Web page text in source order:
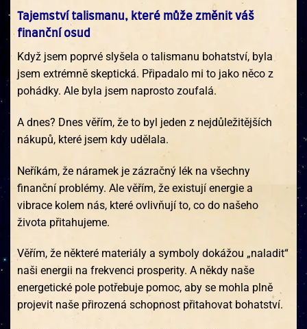
Tajemství talismanu, které může změnit váš
finanční osud
Když jsem poprvé slyšela o talismanu bohatství, byla
jsem extrémně skeptická. Připadalo mi to jako něco z
pohádky. Ale byla jsem naprosto zoufalá.
A dnes? Dnes věřím, že to byl jeden z nejdůležitějších
nákupů, které jsem kdy udělala.
Neříkám, že náramek je zázračný lék na všechny
finanční problémy. Ale věřím, že existují energie a
vibrace kolem nás, které ovlivňují to, co do našeho
života přitahujeme.
Věřím, že některé materiály a symboly dokážou „naladit“
naši energii na frekvenci prosperity. A někdy naše
energetické pole potřebuje pomoc, aby se mohla plně
projevit naše přirozená schopnost přitahovat bohatství.